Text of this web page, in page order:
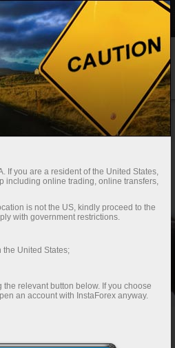
प्लेटफॉर्म
के लिए अभियान
If you are a resident of the United States,
including online trading, online transfers,
is not the US, kindly proceed to the
with government restrictions.
United States;
relevant button below. If you choose
an account with InstaForex anyway.